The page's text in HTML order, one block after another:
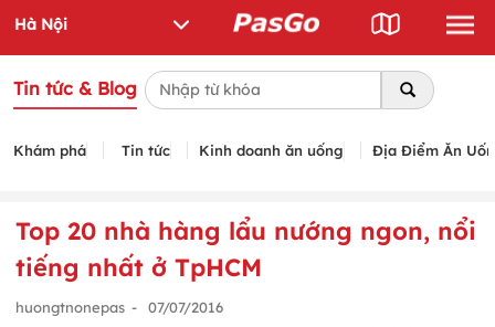
Tin tức & Blog
Khám phá Tin tức Kinh doanh ăn uống Địa Điểm Ăn
Top 20 nhà hàng lẩu nướng ngon, nổi
tiếng nhất ở TpHCM
huongtnonepas - 07/07/2016